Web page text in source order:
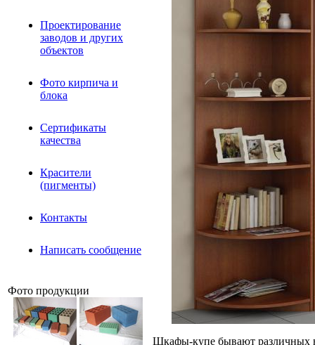
Проектирование
заводов и других
объектов
Фото кирпича и
блока
Сертификаты
качества
Красители
(пигменты)
Контакты
Написать сообщение
Фото продукции
Шкафы-купе бывают различных